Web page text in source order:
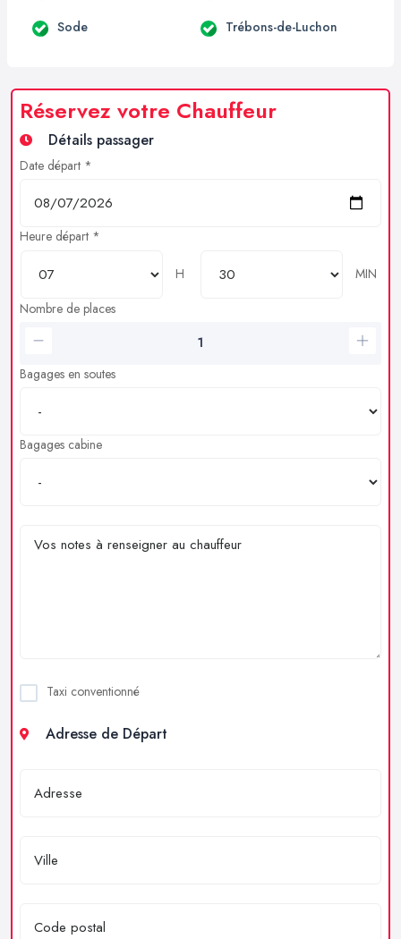
Sode Trébons-de-Luchon
Réservez votre Chauffeur
Détails passager
Date départ *
Heure départ *
H
MIN
Nombre de places
Bagages en soutes
Bagages cabine
Taxi conventionné
Adresse de Départ